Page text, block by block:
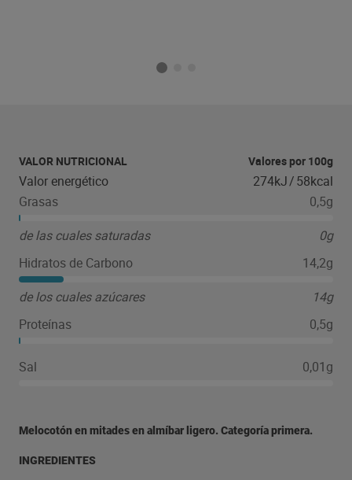
VALOR NUTRICIONAL Valores por 100g
Valor energético 274kJ/58kcal
Grasas
0,5g
de las cuales saturadas
0g
Hidratos de Carbono
14,2g
de los cuales azúcares
14g
Proteínas
0,5g
Sal 0,01g
Melocotón en mitades en almíbar ligero. Categoría primera.
INGREDIENTES